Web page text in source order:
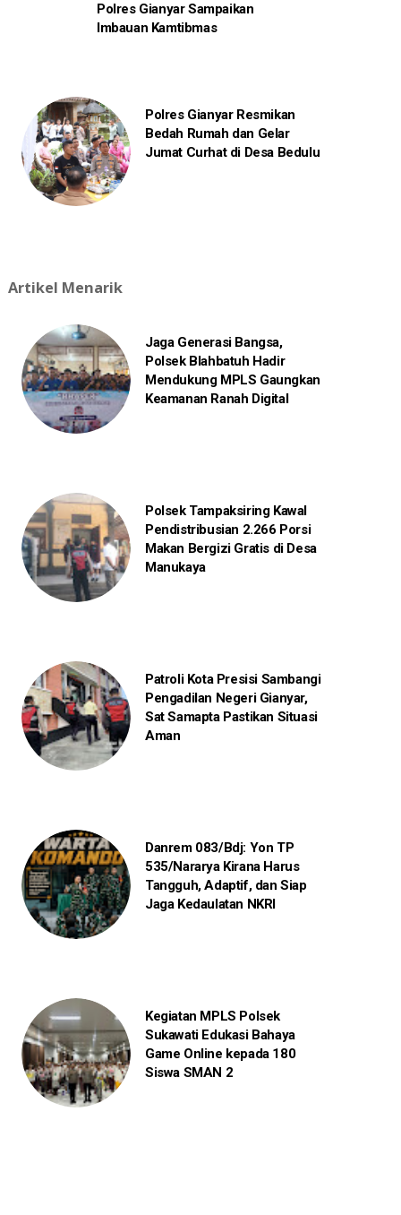
Polres Gianyar Sampaikan
Imbauan Kamtibmas
Polres Gianyar Resmikan
Bedah Rumah dan Gelar
Jumat Curhat di Desa Bedulu
Artikel Menarik
Jaga Generasi Bangsa,
Polsek Blahbatuh Hadir
Mendukung MPLS Gaungkan
Keamanan Ranah Digital
Polsek Tampaksiring Kawal
Pendistribusian 2.266 Porsi
Makan Bergizi Gratis di Desa
Manukaya
Patroli Kota Presisi Sambangi
Pengadilan Negeri Gianyar,
Sat Samapta Pastikan Situasi
Aman
Danrem 083/Bdj: Yon TP
535/Nararya Kirana Harus
Tangguh, Adaptif, dan Siap
Jaga Kedaulatan NKRI
Kegiatan MPLS Polsek
Sukawati Edukasi Bahaya
Game Online kepada 180
Siswa SMAN 2